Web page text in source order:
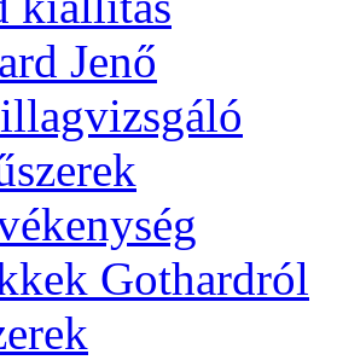
Je­nő
Got­hard­ról